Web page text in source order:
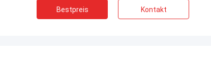
Bestpreis Kontakt